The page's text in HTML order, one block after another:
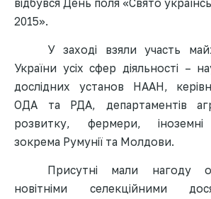
відбувся День поля «Свято
2015».
У заході взяли участь
України усіх сфер діяльності –
дослідних установ НААН,
ОДА та РДА,
департаментів
розвитку, фермери, іноземні
зокрема Румунії та Молдови.
Присутні мали нагоду
новітніми селекційними